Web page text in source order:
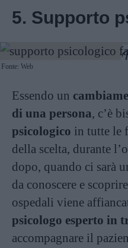
5. Supporto
Fonte: Web
Essendo un
di una persona, c’è
psicologico in tutte le
della scelta, durante
dopo, quando ci sarà
da conoscere e
ospedali viene
psicologo esperto in
accompagnare il